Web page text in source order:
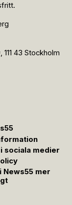
43 Stockholm
sociala medier
News55 mer